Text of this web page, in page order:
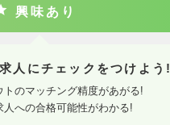
興味あり
人にチェックをつけよう!
トのマッチング精度があがる!
人への合格可能性がわかる!